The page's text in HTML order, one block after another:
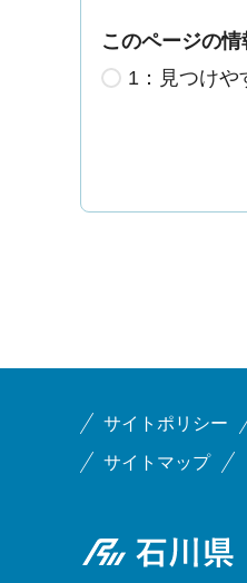
このページの
1：見つけや
サイトポリシー
サイトマップ
石川県